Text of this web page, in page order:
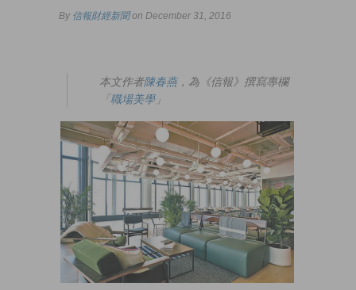
By 信報財經新聞on December 31, 2016
本文作者陳春燕，為《信報》撰寫專欄
「職場美學」